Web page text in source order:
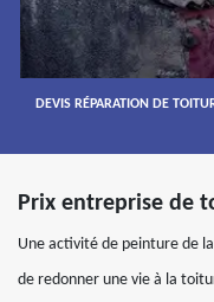
DEVIS RÉPARATION DE
Prix entreprise de
Une activité de peinture de
de redonner une vie à la